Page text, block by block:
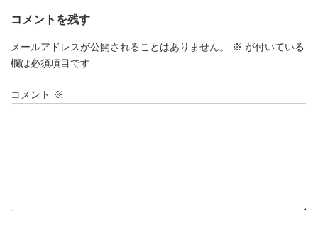
コメントを残す
メールアドレスが公開されることはありません。 ※ が付いている
欄は必須項目です
コメント ※